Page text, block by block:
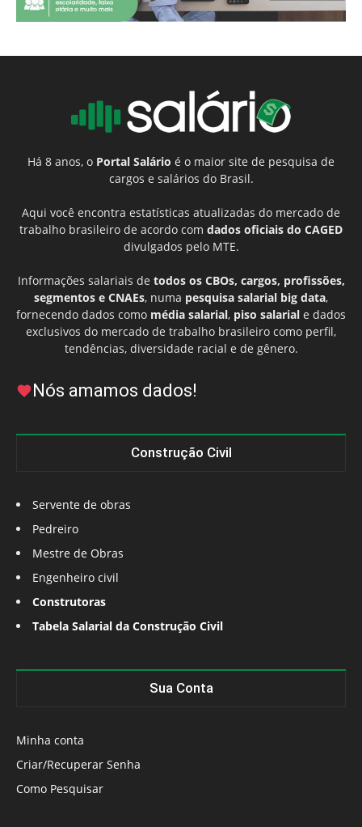
Há 8 anos, o Portal Salário é o maior site de pesquisa de
cargos e salários do Brasil.
Aqui você encontra estatísticas atualizadas do mercado de
trabalho brasileiro de acordo com dados oficiais do CAGED
divulgados pelo MTE.
Informações salariais de todos os CBOs, cargos, profissões,
segmentos e CNAEs, numa pesquisa salarial big data,
fornecendo dados como média salarial, piso salarial e dados
exclusivos do mercado de trabalho brasileiro como perfil,
tendências, diversidade racial e de gênero.
Nós amamos dados!
Construção Civil
Servente de obras
Pedreiro
Mestre de Obras
Engenheiro civil
Construtoras
Tabela Salarial da Construção Civil
Sua Conta
Minha conta
Criar/Recuperar Senha
Como Pesquisar